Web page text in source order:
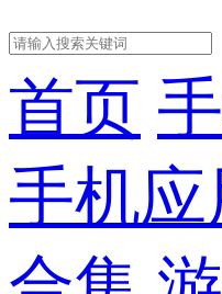
首页
手机应